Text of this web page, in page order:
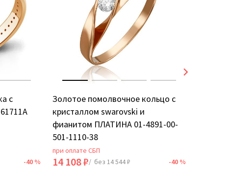
с
-40 %
Золотое помолвочное кольцо с
кристаллом swarovski и
фианитом ПЛАТИНА 01-4891-00-
501-1110-38
при оплате СБП
14 108 ₽/ без 14 544 ₽ -40 %